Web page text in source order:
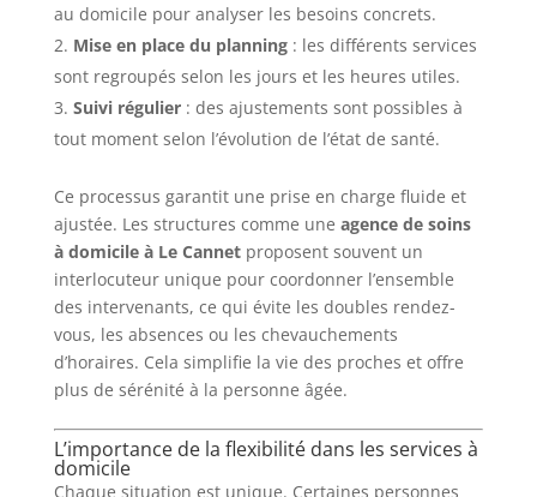
au domicile pour analyser les besoins concrets.
Mise en place du planning: les différents services
sont regroupés selon les jours et les heures utiles.
Suivi régulier: des ajustements sont possibles à
tout moment selon l’évolution de l’état de santé.
Ce processus garantit une prise en charge fluide et
ajustée. Les structures comme une agence de soins
à domicile à Le Cannetproposent souvent un
interlocuteur unique pour coordonner l’ensemble
des intervenants, ce qui évite les doubles rendez-
vous, les absences ou les chevauchements
d’horaires. Cela simplifie la vie des proches et offre
plus de sérénité à la personne âgée.
L’importance de la flexibilité dans les services à
domicile
Chaque situation est unique. Certaines personnes